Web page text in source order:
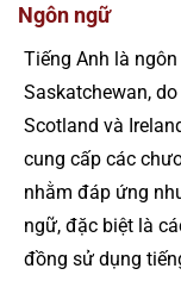
Ngôn ngữ
Tiếng Anh là
Saskatchewan,
Scotland và
cung cấp các
nhằm đáp ứng
ngữ, đặc biệt là
đồng sử dụng